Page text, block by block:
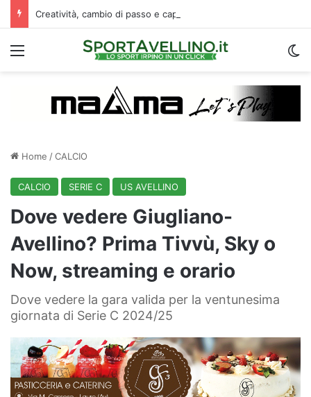
Menu
Home /CALCIO
CALCIO SERIE C US AVELLINO
Dove vedere Giugliano-
Avellino? Prima Tivvù, Sky o
Now, streaming e orario
Dove vedere la gara valida per la ventunesima
giornata di Serie C 2024/25